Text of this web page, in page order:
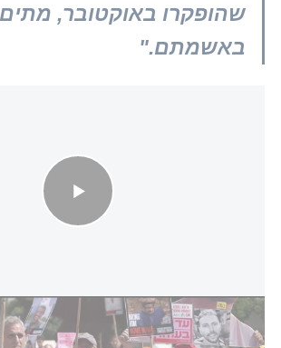
שהופקרו באוקטובר,
באשמתם."
הצהרת משפחות החטופים - לאחר פרסום סרטוני
רום ואביתר